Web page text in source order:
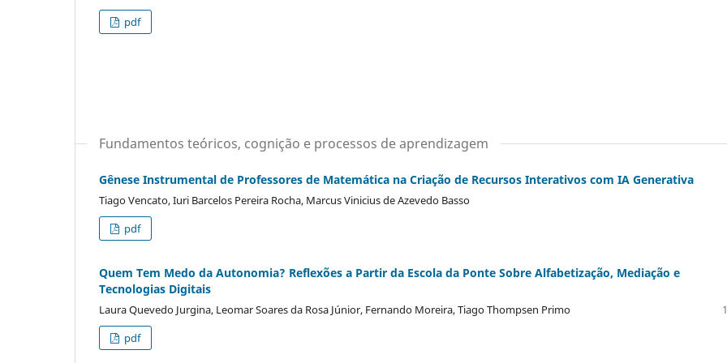
pdf
Fundamentos teóricos, cognição e processos de aprendizagem
Gênese Instrumental de Professores de Matemática na Criação de Recursos Interativos com IA Generativa
Tiago Vencato, Iuri Barcelos Pereira Rocha, Marcus Vinicius de Azevedo Basso
pdf
Quem Tem Medo da Autonomia? Reflexões a Partir da Escola da Ponte Sobre Alfabetização, Mediação e
Tecnologias Digitais
Laura Quevedo Jurgina, Leomar Soares da Rosa Júnior, Fernando Moreira, Tiago Thompsen Primo
pdf